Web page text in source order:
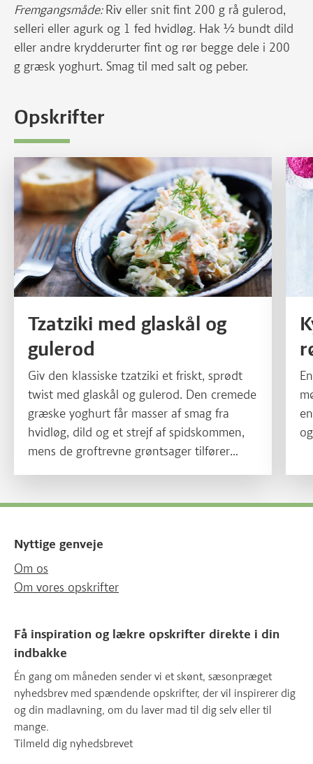
Fremgangsmåde:Riv eller snit fint 200 g rå gulerod,
selleri eller agurk og 1 fed hvidløg. Hak ½ bundt dild
eller andre krydderurter fint og rør begge dele i 200
g græsk yoghurt. Smag til med salt og peber.
Opskrifter
Tzatziki med glaskål og
gulerod
Giv den klassiske tzatziki et friskt, sprødt
twist med glaskål og gulerod. Den cremede
græske yoghurt får masser af smag fra
hvidløg, dild og et strejf af spidskommen,
mens de groftrevne grøntsager tilfører
Læs mere om Tzatziki med glaskål og gulerod Læs
Nyttige genveje
Om os
Om vores opskrifter
Få inspiration og lækre opskrifter direkte i din
indbakke
Én gang om måneden sender vi et skønt, sæsonpræget
nyhedsbrev med spændende opskrifter, der vil inspirerer dig
og din madlavning, om du laver mad til dig selv eller til
mange.
Tilmeld dig nyhedsbrevet